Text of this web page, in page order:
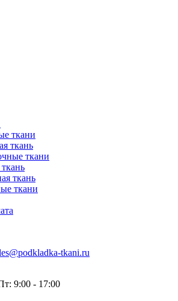
ткани
ткань
ткани
ткань
ткани
tkani.ru
9:00 - 17:00